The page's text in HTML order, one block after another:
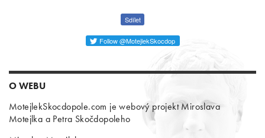
Sdílet
Follow @MotejlekSkocdop
O WEBU
MotejlekSkocdopole.com je webový projekt Miroslava
Motejlka a Petra Skočdopoleho